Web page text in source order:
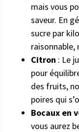
mais vous
saveur. En
sucre par
raisonnable,
Citron : Le
pour
des fruits,
poires qui
Bocaux en
vous aurez